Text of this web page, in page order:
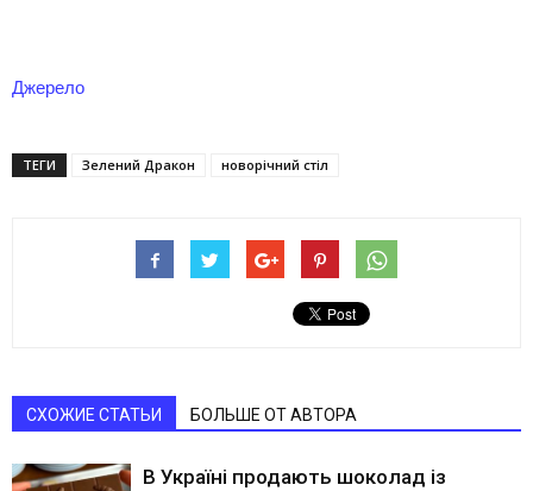
Джерело
ТЕГИ Зелений Дракон новорічний стіл
СХОЖИЕ СТАТЬИ БОЛЬШЕ ОТ АВТОРА
В Україні продають шоколад із